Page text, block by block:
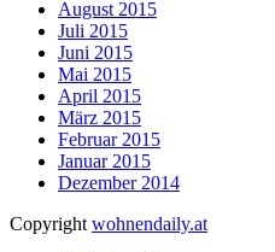
August 2015
Juli 2015
Juni 2015
Mai 2015
April 2015
März 2015
Februar 2015
Januar 2015
Dezember 2014
Copyright wohnendaily.at